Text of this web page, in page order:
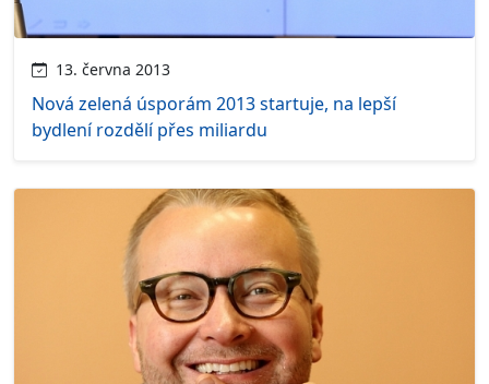
13. června 2013
Nová zelená úsporám 2013 startuje, na lepší
bydlení rozdělí přes miliardu